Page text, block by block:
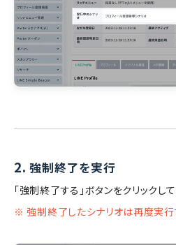
2. 強制終了を実行
「強制終了する」ボタンをクリックし
※ 強制終了したシナリオは再度実行